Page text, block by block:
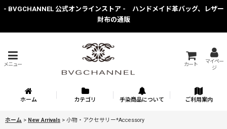
- BVGCHANNEL 公式オンラインストア - ハンドメイド革バッグ、レザー
財布の通販
メニュー カート
マイペー
ジ
ホーム カテゴリ 手染商品について ご利用案内
ホーム > New Arrivals > 小物・アクセサリー*Accessory